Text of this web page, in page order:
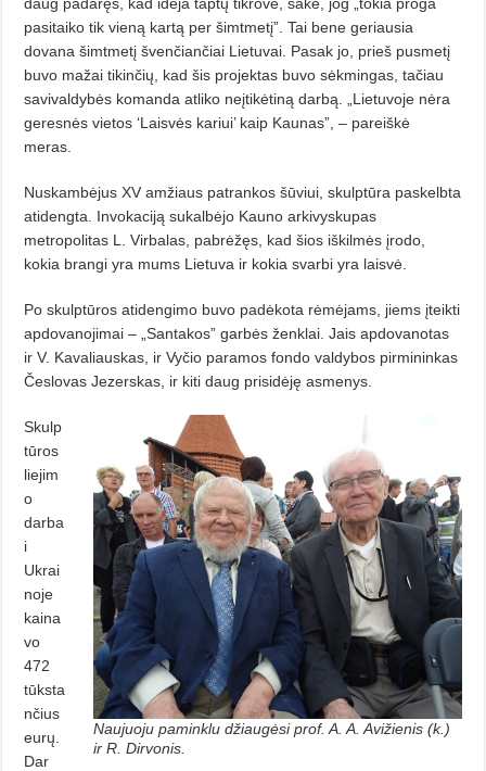
pasitaiko tik vieną kartą per šimtmetį”. Tai bene geriausia
dovana šimtmetį švenčiančiai Lietuvai. Pasak jo, prieš pusmetį
buvo mažai tikinčių, kad šis projektas buvo sėkmingas, tačiau
savivaldybės komanda atliko neįtikėtiną darbą. „Lietuvoje nėra
geresnės vietos ‘Laisvės kariui’ kaip Kaunas”, – pareiškė
meras.
Nuskambėjus XV amžiaus patrankos šūviui, skulptūra paskelbta
atidengta. Invokaciją sukalbėjo Kauno arkivyskupas
metropolitas L. Virbalas, pabrėžęs, kad šios iškilmės įrodo,
kokia brangi yra mums Lietuva ir kokia svarbi yra laisvė.
Po skulptūros atidengimo buvo padėkota rėmėjams, jiems įteikti
apdovanojimai – „Santakos” garbės ženklai. Jais apdovanotas
ir V. Kavaliauskas, ir Vyčio paramos fondo valdybos pirmininkas
Česlovas Jezerskas, ir kiti daug prisidėję asmenys.
Naujuoju paminklu džiaugėsi prof. A. A. Avižienis (k.)
ir R. Dirvonis.
Skulp
tūros
liejim
o
darba
i
Ukrai
noje
kaina
vo
472
tūksta
nčius
eurų.
Dar